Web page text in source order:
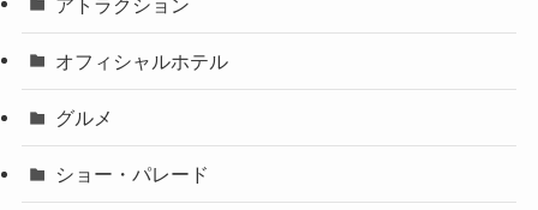
オフィシャルホテル
グルメ
ショー・パレード